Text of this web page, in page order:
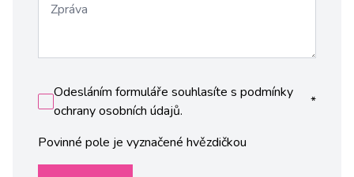
Zpráva
Odesláním formuláře souhlasíte s podmínky
ochrany osobních údajů.
*
Povinné pole je vyznačené hvězdičkou